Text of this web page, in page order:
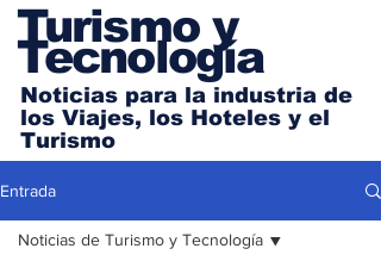
Turismo y
Tecnología
Noticias para la industria de
los Viajes, los Hoteles y el
Turismo
Entrada
Noticias de Turismo y Tecnología